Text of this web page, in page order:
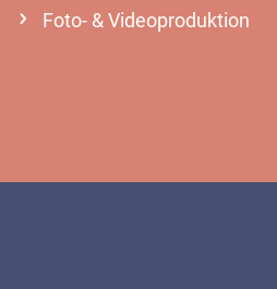
Foto- & Videoproduktion